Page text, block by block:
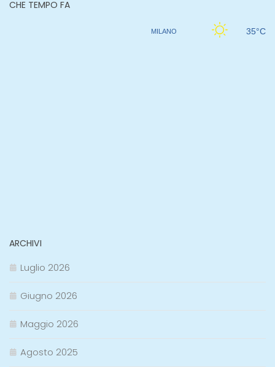
CHE TEMPO FA
ARCHIVI
Luglio 2026
Giugno 2026
Maggio 2026
Agosto 2025